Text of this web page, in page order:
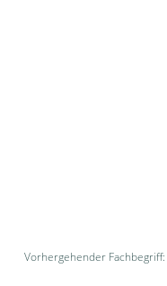
Vorhergehender Fachbegriff: